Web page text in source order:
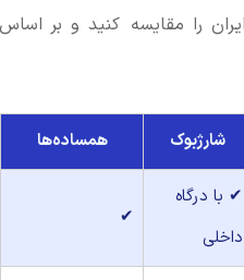
را مقایسه کنید و بر اساس
شارژبوک همساده‌ها
✔ با درگاه
داخلی
✔